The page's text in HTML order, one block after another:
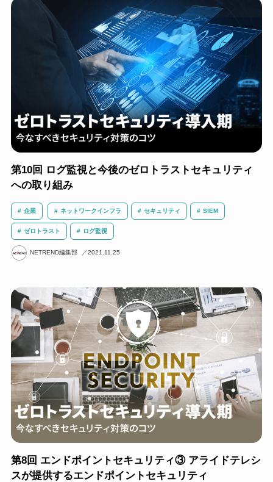
第10回 ログ監視と今後のゼロトラストセキュリティ
への取り組み
企業 ネットワークインフラ セキュリティ SIEM
ゼロトラスト ログ監視
NETREND編集部 2021.11.25
第8回 エンドポイントセキュリティ③ アライドテレシ
スが提供するエンドポイントセキュリティ